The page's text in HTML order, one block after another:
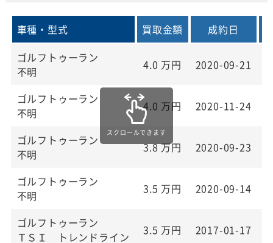
車種・型式 買取金額 成約日
ゴルフトゥーラン
不明
4.0 万円 2020-09-21
ゴルフトゥーラン
不明
4.0 万円 2020-11-24
ゴルフトゥーラン
不明
3.8万円 2020-09-23
ゴルフトゥーラン
不明
3.5 万円 2020-09-14
ゴルフトゥーラン
ＴＳＩ トレンドライン
3.5 万円 2017-01-17